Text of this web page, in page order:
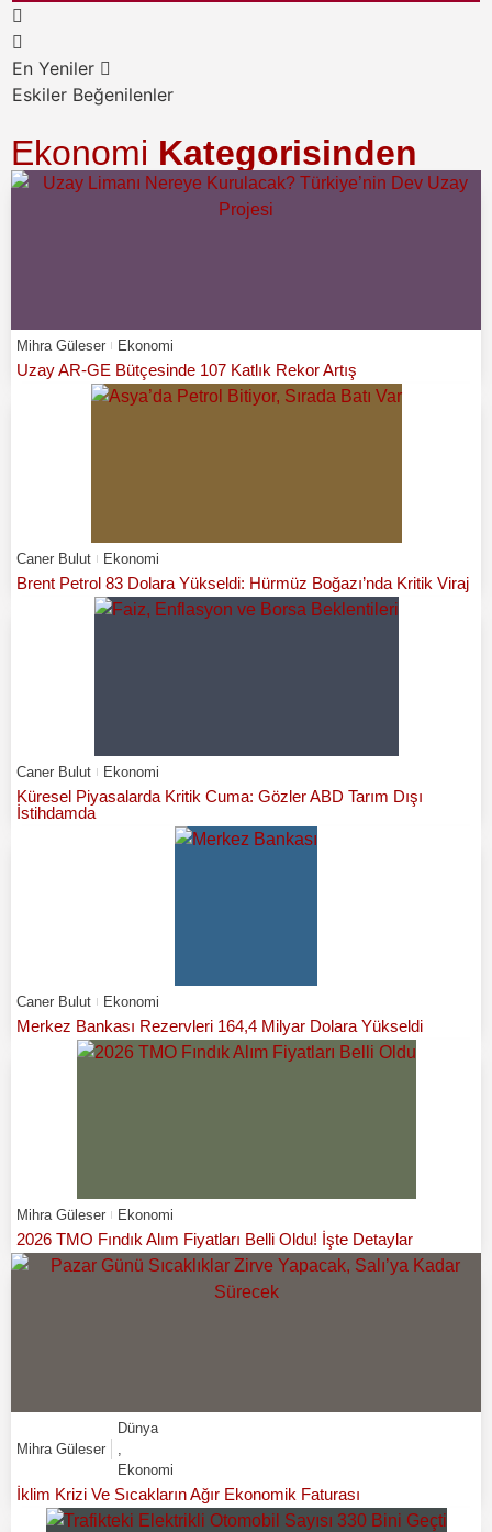
En Yeniler
Eskiler Beğenilenler
Ekonomi Kategorisinden
Mihra Güleser Ekonomi
Uzay AR-GE Bütçesinde 107 Katlık Rekor Artış
Caner Bulut Ekonomi
Brent Petrol 83 Dolara Yükseldi: Hürmüz Boğazı’nda Kritik Viraj
Caner Bulut Ekonomi
Küresel Piyasalarda Kritik Cuma: Gözler ABD Tarım Dışı
İstihdamda
Caner Bulut Ekonomi
Merkez Bankası Rezervleri 164,4 Milyar Dolara Yükseldi
Mihra Güleser Ekonomi
2026 TMO Fındık Alım Fiyatları Belli Oldu! İşte Detaylar
Mihra Güleser
Dünya
,
Ekonomi
İklim Krizi Ve Sıcakların Ağır Ekonomik Faturası